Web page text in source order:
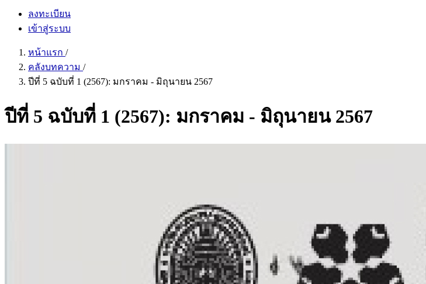
ลงทะเบียน
เข้าสู่ระบบ
หน้าแรก /
คลังบทความ /
ปีที่ 5 ฉบับที่ 1 (2567): มกราคม - มิถุนายน 2567
ปีที่ 5 ฉบับที่ 1 (2567): มกราคม - มิถุนายน 2567